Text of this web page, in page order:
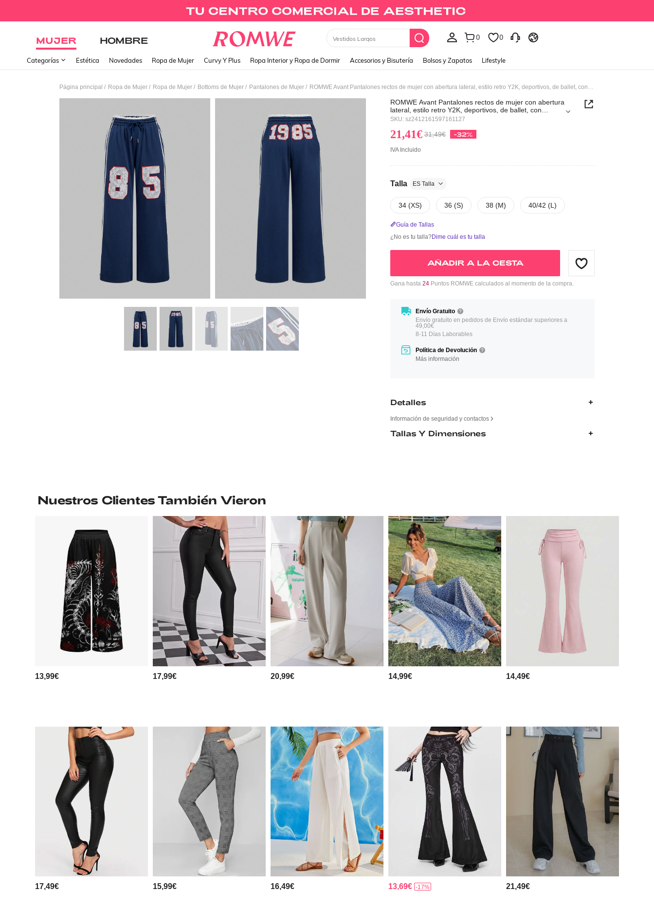
MUJER HOMBRE Monedero 0 0
Categorías Estética Novedades Ropa de Mujer Curvy Y Plus Ropa Interior y Ropa de Dormir Accesorios y Bisutería Bolsos y Zapatos Lifestyle
Página principal / Ropa de Mujer / Ropa de Mujer / Bottoms de Mujer / Pantalones de Mujer / ROMWE Avant Pantalones rectos de mujer con abertura lateral, estilo retro Y2K, deportivos, de ballet, con remiendo de encaje y bordado de números
ROMWE Avant Pantalones rectos de mujer con abertura
lateral, estilo retro Y2K, deportivos, de ballet, con
remiendo de encaje y bordado de números
SKU: sz2412161597161127
21,41€ 31,49€ -32%
IVA Incluido
Talla ES Talla
34 (XS) 36 (S) 38 (M) 40/42 (L)
Guía de Tallas
¿No es tu talla?Dime cuál es tu talla
AÑADIR A LA CESTA
Gana hasta 24 Puntos ROMWE calculados al momento de la compra.
Envío Gratuito
Envío gratuito en pedidos de Envío estándar superiores a
49,00€
8-11 Días Laborables
Política de Devolución
Más información
Detalles
Información de seguridad y contactos
Tallas Y Dimensiones
Nuestros Clientes También Vieron
13,99€ 17,99€ 20,99€ 14,99€ 14,49€
17,49€ 15,99€ 16,49€ 13,69€ -17% 21,49€